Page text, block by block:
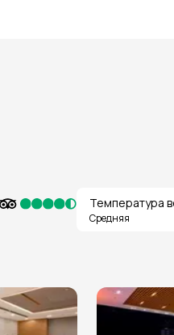
Температура
Средняя